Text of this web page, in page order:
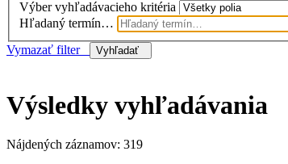
Výber vyhľadávacieho kritéria
Hľadaný termín…
Vymazať filter
Vyhľadať
Výsledky vyhľadávania
Nájdených záznamov: 319